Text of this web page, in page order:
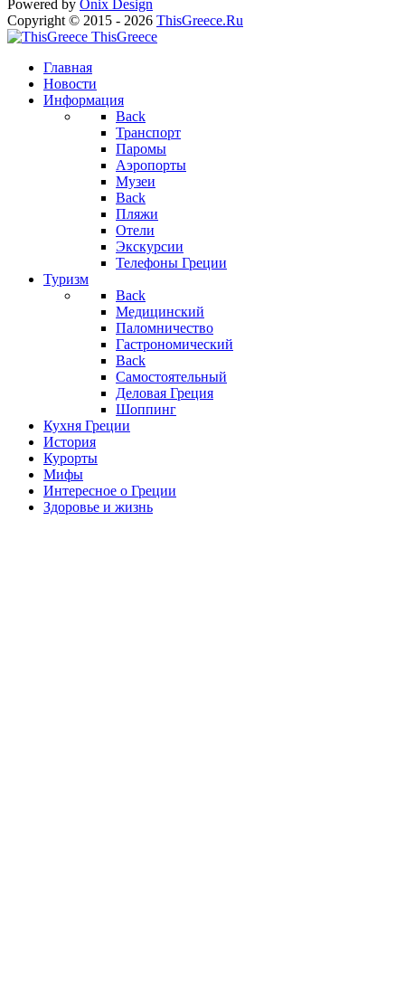
Powered by Onix Design
Copyright © 2015 - 2026 ThisGreece.Ru
ThisGreece
Главная
Новости
Информация
Back
Транспорт
Паромы
Аэропорты
Музеи
Back
Пляжи
Отели
Экскурсии
Телефоны Греции
Туризм
Back
Медицинский
Паломничество
Гастрономический
Back
Самостоятельный
Деловая Греция
Шоппинг
Кухня Греции
История
Курорты
Мифы
Интересное о Греции
Здоровье и жизнь